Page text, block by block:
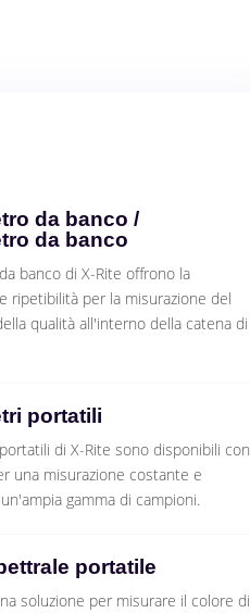
da banco /
da banco
banco di X-Rite offrono la
ripetibilità per la misurazione del
qualità all'interno della catena di
portatili
di X-Rite sono disponibili con
una misurazione costante e
gamma di campioni.
portatile
soluzione per misurare il colore di